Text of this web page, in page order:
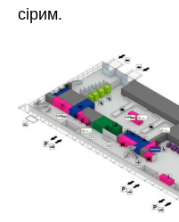
сірим.